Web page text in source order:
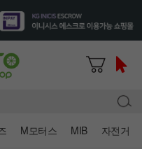
M모터스 MIB 자전거